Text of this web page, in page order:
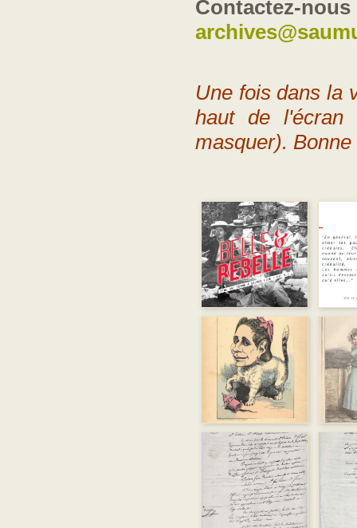
Contactez-nous
Une fois dans la
haut de l'écran
masquer).